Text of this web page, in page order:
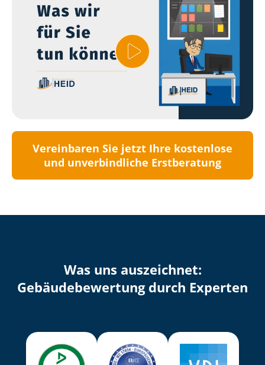
Vereinbaren Sie jetzt Ihre kostenlose
und unverbindliche Erstberatung
Was uns auszeichnet:
Ge­bäu­de­be­wer­tung durch Experten